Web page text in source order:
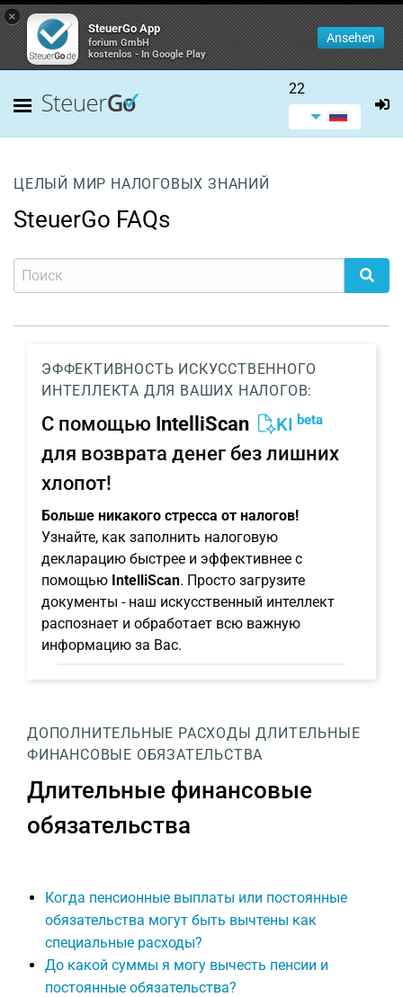
×
SteuerGo App
forium GmbH
kostenlos - In Google Play
Ansehen
22
ЦЕЛЫЙ МИР НАЛОГОВЫХ ЗНАНИЙ
SteuerGo FAQs
ЭФФЕКТИВНОСТЬ ИСКУССТВЕННОГО
ИНТЕЛЛЕКТА ДЛЯ ВАШИХ НАЛОГОВ:
С помощью IntelliScan KI beta
для возврата денег без лишних
хлопот!
Больше никакого стресса от налогов!
Узнайте, как заполнить налоговую
декларацию быстрее и эффективнее с
помощью IntelliScan. Просто загрузите
документы - наш искусственный интеллект
распознает и обработает всю важную
информацию за Вас.
ДОПОЛНИТЕЛЬНЫЕ РАСХОДЫ ДЛИТЕЛЬНЫЕ
ФИНАНСОВЫЕ ОБЯЗАТЕЛЬСТВА
Длительные финансовые
обязательства
Когда пенсионные выплаты или постоянные
обязательства могут быть вычтены как
специальные расходы?
До какой суммы я могу вычесть пенсии и
постоянные обязательства?